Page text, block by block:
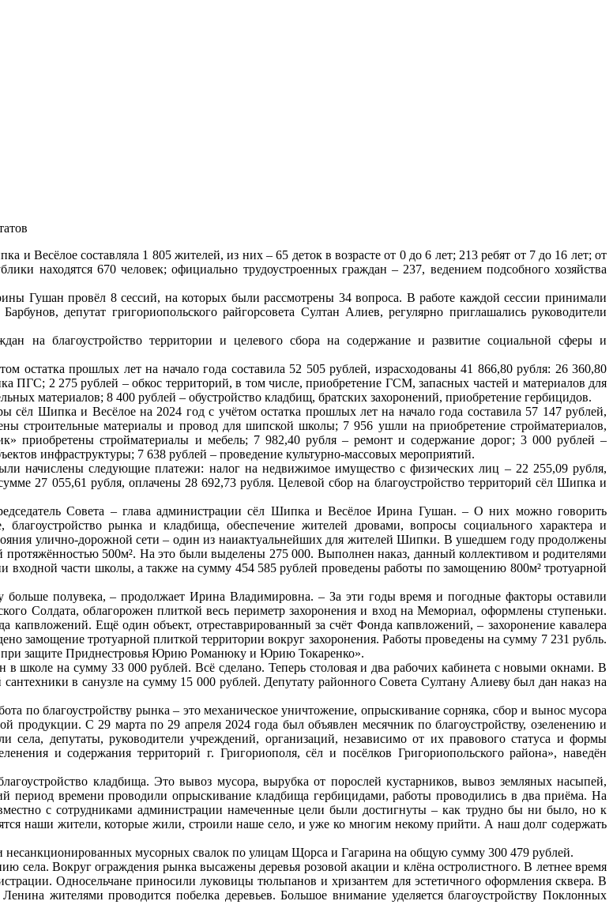
и Весёлое составляла 1 805 жителей, из них – 65 деток в возрасте от 0 до 6 лет; 213 ребят от 7 до 16 лет; от
находятся 670 человек; официально трудоустроенных граждан – 237, ведением подсобного хозяйства
Гушан провёл 8 сессий, на которых были рассмотрены 34 вопроса. В работе каждой сессии принимали
депутат григориопольского райгорсовета Султан Алиев, регулярно приглашались руководители
на благоустройство территории и целевого сбора на содержание и развитие социальной сферы и
остатка прошлых лет на начало года составила 52 505 рублей, израсходованы 41 866,80 рубля: 26 360,80
ПГС; 2 275 рублей – обкос территорий, в том числе, приобретение ГСМ, запасных частей и материалов для
материалов; 8 400 рублей – обустройство кладбищ, братских захоронений, приобретение гербицидов.
сёл Шипка и Весёлое на 2024 год с учётом остатка прошлых лет на начало года составила 57 147 рублей,
строительные материалы и провод для шипской школы; 7 956 ушли на приобретение стройматериалов,
приобретены стройматериалы и мебель; 7 982,40 рубля – ремонт и содержание дорог; 3 000 рублей –
инфраструктуры; 7 638 рублей – проведение культурно-массовых мероприятий.
начислены следующие платежи: налог на недвижимое имущество с физических лиц – 22 255,09 рубля,
27 055,61 рубля, оплачены 28 692,73 рубля. Целевой сбор на благоустройство территорий сёл Шипка и
Совета – глава администрации сёл Шипка и Весёлое Ирина Гушан. – О них можно говорить
рынка и кладбища, обеспечение жителей дровами, вопросы социального характера и
улично-дорожной сети – один из наиактуальнейших для жителей Шипки. В ушедшем году продолжены
500м². На это были выделены 275 000. Выполнен наказ, данный коллективом и родителями
части школы, а также на сумму 454 585 рублей проведены работы по замощению 800м² тротуарной
полувека, – продолжает Ирина Владимировна. – За эти годы время и погодные факторы оставили
Солдата, облагорожен плиткой весь периметр захоронения и вход на Мемориал, оформлены ступеньки.
Ещё один объект, отреставрированный за счёт Фонда капвложений, – захоронение кавалера
замощение тротуарной плиткой территории вокруг захоронения. Работы проведены на сумму 7 231 рубль.
при защите Приднестровья Юрию Романюку и Юрию Токаренко».
школе на сумму 33 000 рублей. Всё сделано. Теперь столовая и два рабочих кабинета с новыми окнами. В
в санузле на сумму 15 000 рублей. Депутату районного Совета Султану Алиеву был дан наказ на
по благоустройству рынка – это механическое уничтожение, опрыскивание сорняка, сбор и вынос мусора
продукции. С 29 марта по 29 апреля 2024 года был объявлен месячник по благоустройству, озеленению и
села, депутаты, руководители учреждений, организаций, независимо от их правового статуса и формы
и содержания территорий г. Григориополя, сёл и посёлков Григориопольского района», наведён
кладбища. Это вывоз мусора, вырубка от порослей кустарников, вывоз земляных насыпей,
период времени проводили опрыскивание кладбища гербицидами, работы проводились в два приёма. На
с сотрудниками администрации намеченные цели были достигнуты – как трудно бы ни было, но к
наши жители, которые жили, строили наше село, и уже ко многим некому прийти. А наш долг содержать
несанкционированных мусорных свалок по улицам Щорса и Гагарина на общую сумму 300 479 рублей.
села. Вокруг ограждения рынка высажены деревья розовой акации и клёна остролистного. В летнее время
Односельчане приносили луковицы тюльпанов и хризантем для эстетичного оформления сквера. В
жителями проводится побелка деревьев. Большое внимание уделяется благоустройству Поклонных